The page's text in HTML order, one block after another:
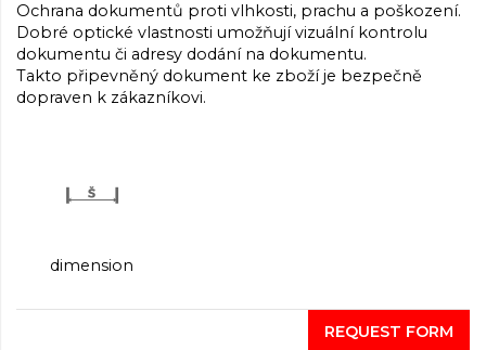
Ochrana dokumentů proti vlhkosti, prachu a poškození.
Dobré optické vlastnosti umožňují vizuální kontrolu
dokumentu či adresy dodání na dokumentu.
Takto připevněný dokument ke zboží je bezpečně
dopraven k zákazníkovi.
dimension
REQUEST FORM